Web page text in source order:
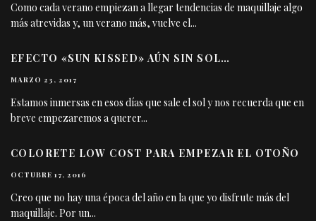
Como cada verano empiezan a llegar tendencias de maquillaje algo
más atrevidas y, un verano más, vuelve el...
EFECTO «SUN KISSED» AÚN SIN SOL…
MARZO 23, 2017
Estamos inmersas en esos días que sale el sol y nos recuerda que en
breve empezaremos a querer...
COLORETE LOW COST PARA EMPEZAR EL OTOÑO
OCTUBRE 17, 2016
Creo que no hay una época del año en la que yo disfrute más del
maquillaje. Por un...